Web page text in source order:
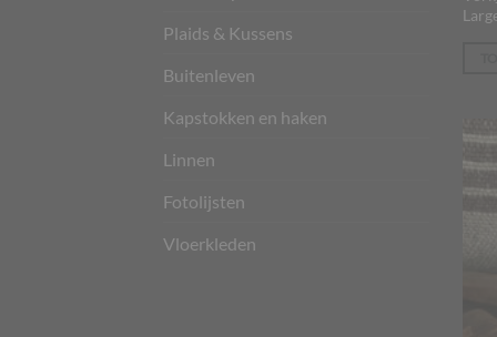
Plaids & Kussens
Buitenleven
Kapstokken en haken
Linnen
Fotolijsten
Vloerkleden